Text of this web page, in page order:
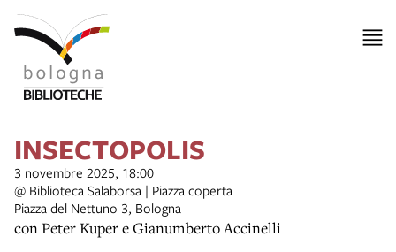
INSECTOPOLIS
3 novembre 2025, 18:00
@ Biblioteca Salaborsa | Piazza coperta
Piazza del Nettuno 3, Bologna
con Peter Kuper e Gianumberto Accinelli